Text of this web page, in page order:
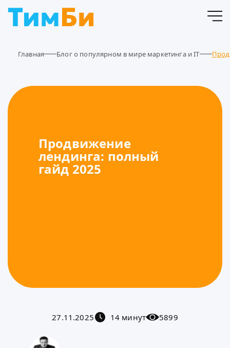
Главная Блог о популярном в мире маркетинга и IT
Продвижение
лендинга: полный
гайд 2025
27.11.2025 14 минут 5899